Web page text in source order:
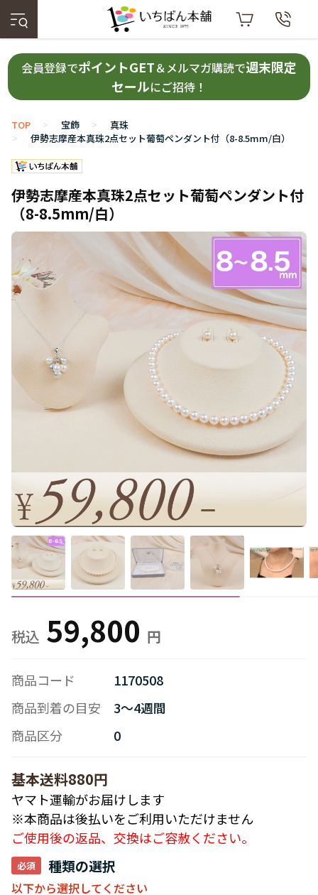
会員登録でポイントGET＆メルマガ購読で週末限定
セールにご招待！
TOP
>
宝飾
>
真珠
伊勢志摩産本真珠2点セット葡萄ペンダント付（8-8.5mm/白）
伊勢志摩産本真珠2点セット葡萄ペンダント付
（8-8.5mm/白）
59,800
商品コード
1170508
商品到着の目安
3～4週間
商品区分
0
基本送料880円
ヤマト運輸がお届けします
※本商品は後払いをご利用いただけません
ご使用後の返品、交換はご容赦ください。
種類の選択
以下から選択してください